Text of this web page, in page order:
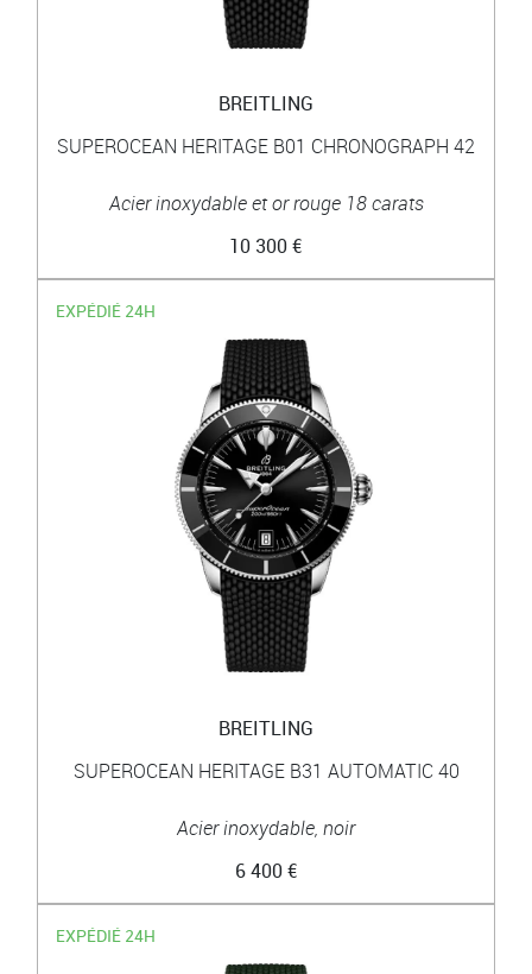
BREITLING
SUPEROCEAN HERITAGE B01 CHRONOGRAPH 42
Acier inoxydable et or rouge 18 carats
10 300 €
EXPÉDIÉ 24H
BREITLING
SUPEROCEAN HERITAGE B31 AUTOMATIC 40
Acier inoxydable, noir
6 400 €
EXPÉDIÉ 24H